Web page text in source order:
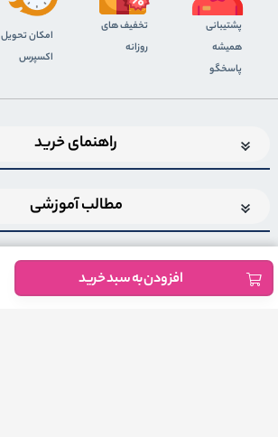
افزودن به سبد خرید
پشتیبانی
همیشه
پاسخگو
تخفیف های
روزانه
اﻣﮑﺎن ﺗﺤﻮﯾﻞ
اﮐﺴﭙﺮس
راهنمای خرید
مطالب آموزشی